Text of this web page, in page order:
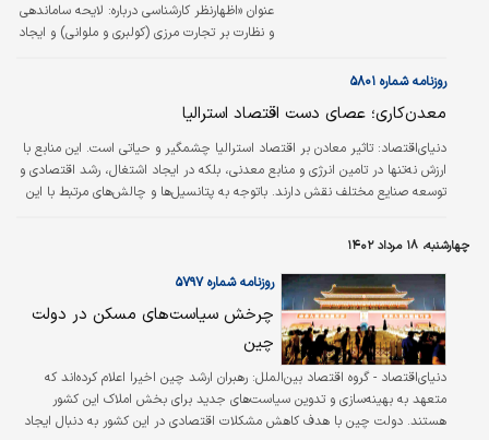
عنوان «اظهارنظر کارشناسی درباره: لایحه ساماندهی
و نظارت بر تجارت مرزی (کولبری و ملوانی) و ایجاد
روزنامه شماره ۵۸۰۱
معدن‏‏‌کاری؛ عصای دست اقتصاد استرالیا
دنیای‌اقتصاد: تاثیر معادن بر اقتصاد استرالیا چشمگیر و حیاتی است. این منابع با
ارزش نه‌‌‌تنها در تامین انرژی و منابع معدنی، بلکه در ایجاد اشتغال، رشد اقتصادی و
توسعه صنایع مختلف نقش دارند. باتوجه‌‌‌ به پتانسیل‌‌‌ها و چالش‌‌‌های مرتبط با این
تا این کشور بتواند بهره‌‌‌وری اقتصادی و محیط‌‌‌زیستی را هم‌‌‌زمان حفظ کند.
چهارشنبه، ۱۸ مرداد ۱۴۰۲
روزنامه شماره ۵۷۹۷
چرخش سیاست‏‌های مسکن در دولت
چین
دنیای‌اقتصاد - گروه اقتصاد بین‌الملل: رهبران ارشد چین اخیرا اعلام کرده‌‌اند که
متعهد به بهینه‌‌سازی و تدوین سیاست‌‌های جدید برای بخش املاک این کشور
هستند. دولت چین با هدف کاهش مشکلات اقتصادی در این کشور به دنبال ایجاد